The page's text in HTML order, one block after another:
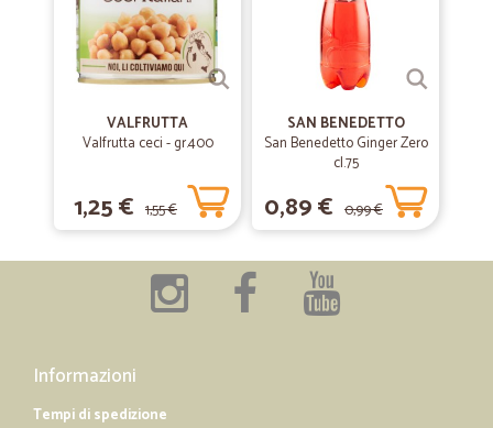
—Anna maria R.
sono soddisfatta di avervi scoperto…
difficile per fare la spesa con molti prodotti anche se alcuni come
prezzo un po' elevato.
26/02/2020
— Donato B.
Consegna avvenuta nei tempi concordati
VALFRUTTA
Valfrutta ceci - gr.400
1,25 € 1,55 €
SAN BENEDETTO
San Benedetto Ginger Zero
cl.75
0,89 € 0,99 €
Informazioni
Tempi di spedizione